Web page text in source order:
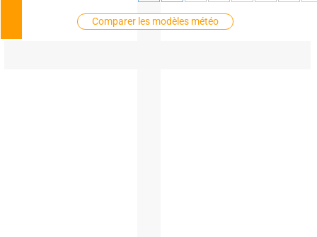
Comparer les modèles météo